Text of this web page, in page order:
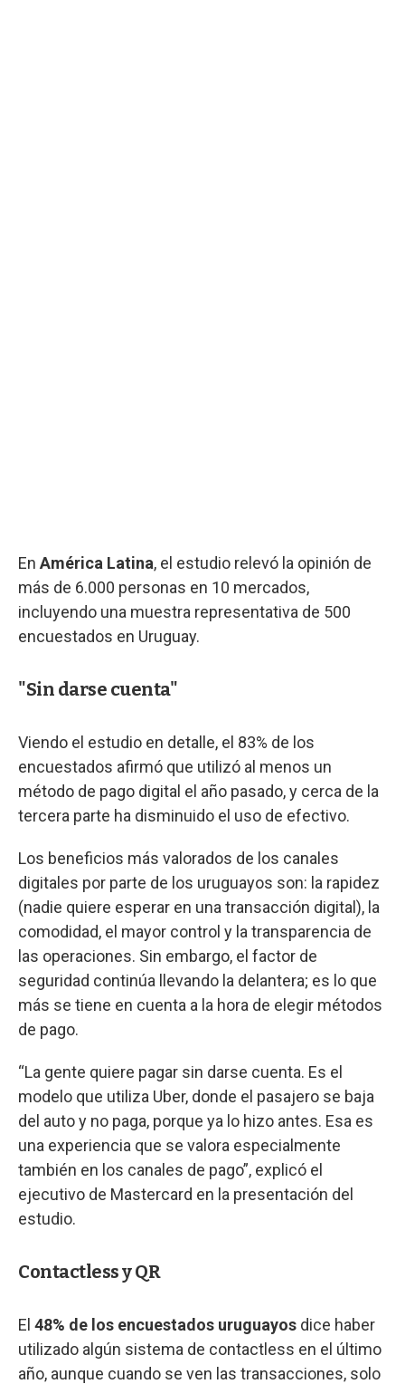
En América Latina, el estudio relevó la opinión de
más de 6.000 personas en 10 mercados,
incluyendo una muestra representativa de 500
encuestados en Uruguay.
"Sin darse cuenta"
Viendo el estudio en detalle, el 83% de los
encuestados afirmó que utilizó al menos un
método de pago digital el año pasado, y cerca de la
tercera parte ha disminuido el uso de efectivo.
Los beneficios más valorados de los canales
digitales por parte de los uruguayos son: la rapidez
(nadie quiere esperar en una transacción digital), la
comodidad, el mayor control y la transparencia de
las operaciones. Sin embargo, el factor de
seguridad continúa llevando la delantera; es lo que
más se tiene en cuenta a la hora de elegir métodos
de pago.
“La gente quiere pagar sin darse cuenta. Es el
modelo que utiliza Uber, donde el pasajero se baja
del auto y no paga, porque ya lo hizo antes. Esa es
una experiencia que se valora especialmente
también en los canales de pago”, explicó el
ejecutivo de Mastercard en la presentación del
estudio.
Contactless y QR
El 48% de los encuestados uruguayos dice haber
utilizado algún sistema de contactless en el último
año, aunque cuando se ven las transacciones, solo